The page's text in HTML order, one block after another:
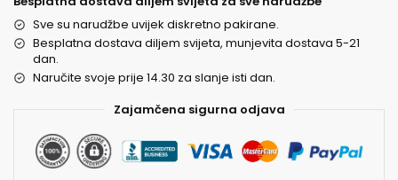
Sve su narudžbe uvijek diskretno pakirane.
Besplatna dostava diljem svijeta, munjevita dostava 5-21
dan.
Naručite svoje prije 14.30 za slanje isti dan.
Zajamčena sigurna odjava